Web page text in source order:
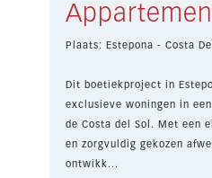
Plaats: Estepona - Costa
Dit boetiekproject in
exclusieve woningen in
de Costa del Sol. Met een
en zorgvuldig gekozen
ontwikk...